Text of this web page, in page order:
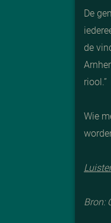
De
de
riool.”
Wie
Bron: